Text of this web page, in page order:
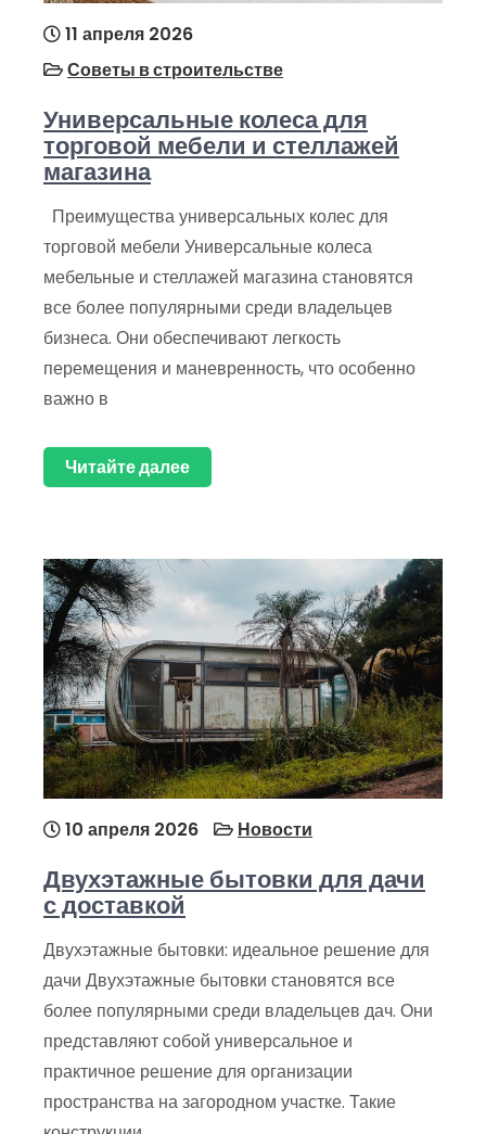
11 апреля 2026
Советы в строительстве
Универсальные колеса для
торговой мебели и стеллажей
магазина
Преимущества универсальных колес для
торговой мебели Универсальные колеса
мебельные и стеллажей магазина становятся
все более популярными среди владельцев
бизнеса. Они обеспечивают легкость
перемещения и маневренность, что особенно
важно в
Читайте далее
10 апреля 2026 Новости
Двухэтажные бытовки для дачи
с доставкой
Двухэтажные бытовки: идеальное решение для
дачи Двухэтажные бытовки становятся все
более популярными среди владельцев дач. Они
представляют собой универсальное и
практичное решение для организации
пространства на загородном участке. Такие